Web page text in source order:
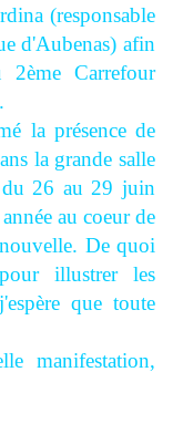
(responsable
d'Aubenas) afin
Carrefour
la présence de
la grande salle
du 26 au 29 juin
au coeur de
De quoi
illustrer les
que toute
manifestation,